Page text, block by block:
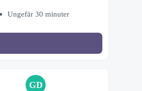
Ungefär 30 minuter
GD